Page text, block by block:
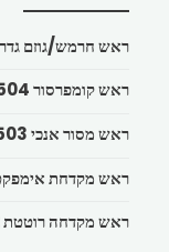
ראש חרמש/גוזם גדר חי
ראש קומפרסור 430504
ראש מסור אנכי 430503
ראש מקדחת אימפקט
ראש מקדחה רוטטת 430512